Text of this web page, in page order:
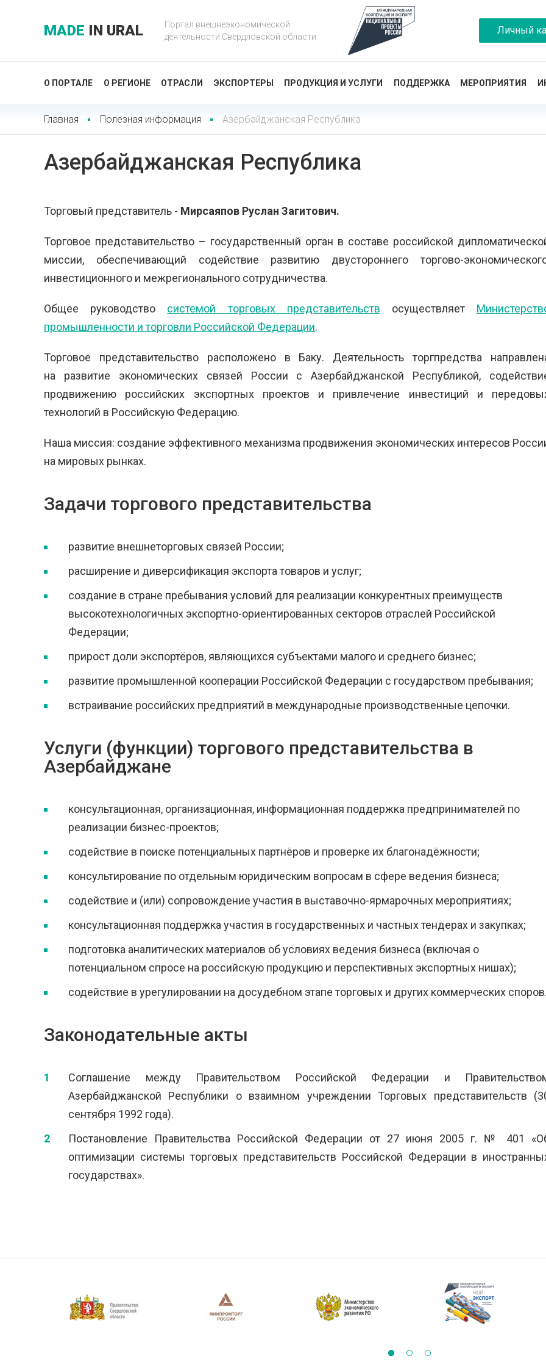
MADE IN URAL
Портал внешнеэкономической
деятельности Свердловской области
Личный
О ПОРТАЛЕ О РЕГИОНЕ ОТРАСЛИ ЭКСПОРТЕРЫ ПРОДУКЦИЯ И УСЛУГИ ПОДДЕРЖКА МЕРОПРИЯТИЯ
Главная Полезная информация Азербайджанская Республика
Азербайджанская Республика
Торговый представитель - Мирсаяпов Руслан Загитович.
Торговое представительство – государственный орган в составе российской
миссии, обеспечивающий содействие развитию двустороннего торгово-
инвестиционного и межрегионального сотрудничества.
Общее руководство системой торговых представительств осуществляет
промышленности и торговли Российской Федерации.
Торговое представительство расположено в Баку. Деятельность торгпредства
на развитие экономических связей России с Азербайджанской Республикой,
продвижению российских экспортных проектов и привлечение инвестиций и
технологий в Российскую Федерацию.
Наша миссия: создание эффективного механизма продвижения экономических интересов
на мировых рынках.
Задачи торгового представительства
развитие внешнеторговых связей России;
расширение и диверсификация экспорта товаров и услуг;
создание в стране пребывания условий для реализации конкурентных преимуществ
высокотехнологичных экспортно-ориентированных секторов отраслей Российской
Федерации;
прирост доли экспортёров, являющихся субъектами малого и среднего бизнес;
развитие промышленной кооперации Российской Федерации с государством пребывания;
встраивание российских предприятий в международные производственные цепочки.
Услуги (функции) торгового представительства в
Азербайджане
консультационная, организационная, информационная поддержка предпринимателей по
реализации бизнес-проектов;
содействие в поиске потенциальных партнёров и проверке их благонадёжности;
консультирование по отдельным юридическим вопросам в сфере ведения бизнеса;
содействие и (или) сопровождение участия в выставочно-ярмарочных мероприятиях;
консультационная поддержка участия в государственных и частных тендерах и закупках;
подготовка аналитических материалов об условиях ведения бизнеса (включая о
потенциальном спросе на российскую продукцию и перспективных экспортных нишах);
содействие в урегулировании на досудебном этапе торговых и других коммерческих
Законодательные акты
Соглашение между Правительством Российской Федерации и
Азербайджанской Республики о взаимном учреждении Торговых представительств
сентября 1992 года).
Постановление Правительства Российской Федерации от 27 июня 2005 г. № 401
оптимизации системы торговых представительств Российской Федерации в
государствах».